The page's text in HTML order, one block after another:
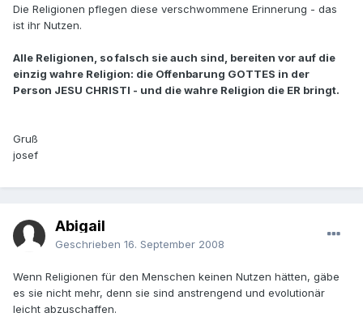
Die Religionen pflegen diese verschwommene Erinnerung - das
ist ihr Nutzen.
Alle Religionen, so falsch sie auch sind, bereiten vor auf die
einzig wahre Religion: die Offenbarung GOTTES in der
Person JESU CHRISTI - und die wahre Religion die ER bringt.
Gruß
josef
Abigail
Geschrieben 16. September 2008
Wenn Religionen für den Menschen keinen Nutzen hätten, gäbe
es sie nicht mehr, denn sie sind anstrengend und evolutionär
leicht abzuschaffen.